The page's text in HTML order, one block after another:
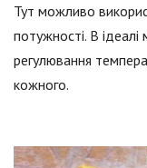
Тут можливо
потужності. В
регулювання
кожного.